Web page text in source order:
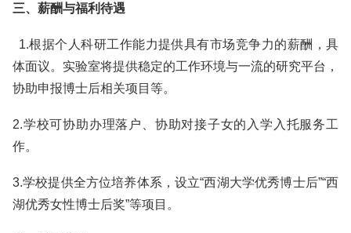
三、薪酬与福利待遇
1.根据个人科研工作能力提供具有市场竞争力的薪酬，具
体面议。实验室将提供稳定的工作环境与一流的研究平台，
协助申报博士后相关项目等。
2.学校可协助办理落户、协助对接子女的入学入托服务工
作。
3.学校提供全方位培养体系，设立“西湖大学优秀博士后”“西
湖优秀女性博士后奖”等项目。